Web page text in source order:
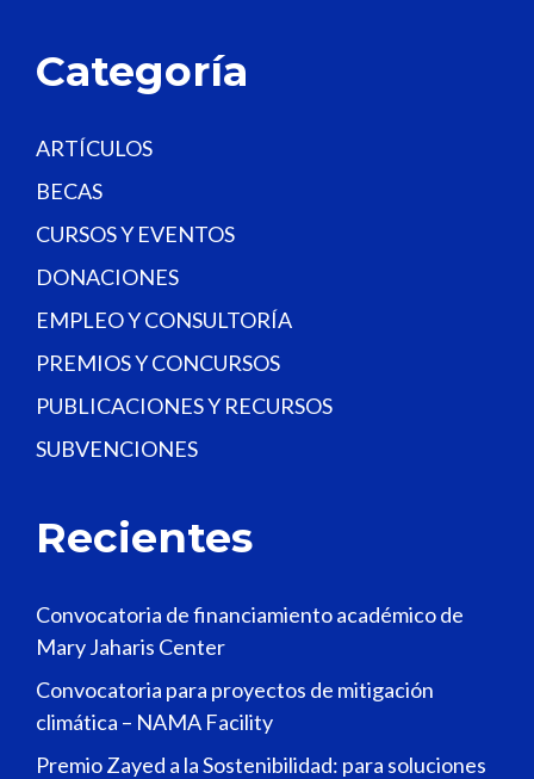
n
.
Categoría
ARTÍCULOS
BECAS
CURSOS Y EVENTOS
DONACIONES
EMPLEO Y CONSULTORÍA
PREMIOS Y CONCURSOS
PUBLICACIONES Y RECURSOS
SUBVENCIONES
Recientes
Convocatoria de financiamiento académico de
Mary Jaharis Center
Convocatoria para proyectos de mitigación
climática – NAMA Facility
Premio Zayed a la Sostenibilidad: para soluciones